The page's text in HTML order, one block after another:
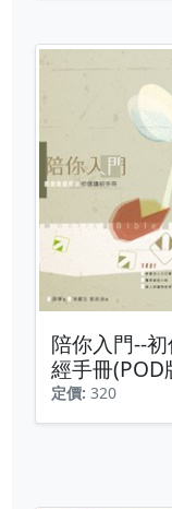
陪你入門--
經手冊(POD
定價: 320